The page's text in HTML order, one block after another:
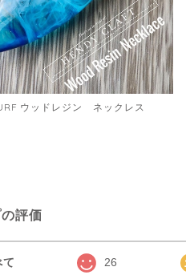
ウッドレジン ネックレス
評価
て 26